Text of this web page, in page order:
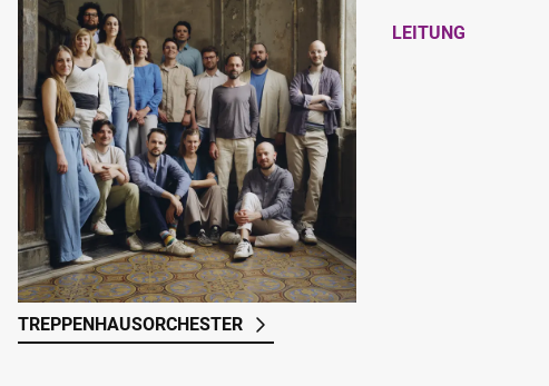
TREPPENHAUSORCHESTER
LEITUNG